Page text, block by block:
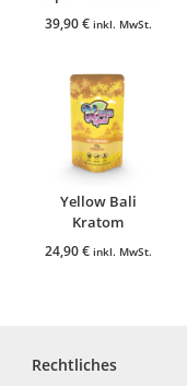
39,90€ inkl. MwSt.
Yellow Bali
Kratom
24,90€ inkl. MwSt.
Rechtliches